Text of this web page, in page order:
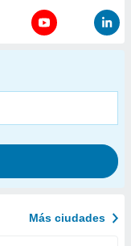
Más ciudades